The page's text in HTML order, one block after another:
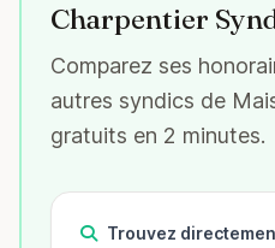
Charpentier
Comparez ses
autres syndics de
gratuits en 2 minutes.
Trouvez